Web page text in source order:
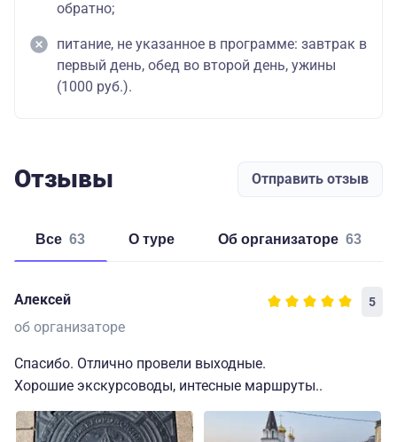
обратно;
питание, не указанное в программе: завтрак в
первый день, обед во второй день, ужины
(1000 руб.).
Отзывы Отправить отзыв
Все 63 о туре об организаторе 63
Алексей 5
об организаторе
Спасибо. Отлично провели выходные.
Хорошие экскурсоводы, интесные маршруты..